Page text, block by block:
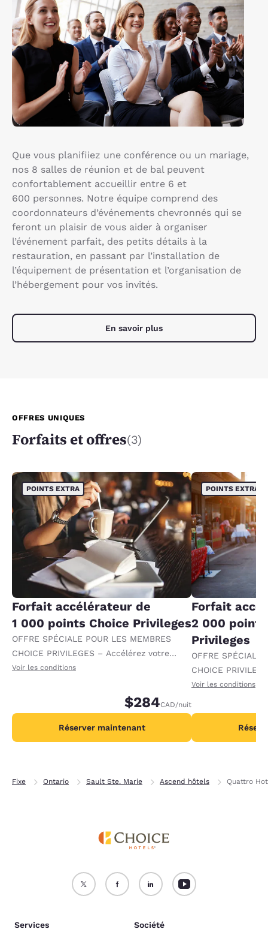
Que vous planifiiez une conférence ou un mariage,
nos 8 salles de réunion et de bal peuvent
confortablement accueillir entre 6 et
600 personnes. Notre équipe comprend des
coordonnateurs d’événements chevronnés qui se
feront un plaisir de vous aider à organiser
l’événement parfait, des petits détails à la
restauration, en passant par l’installation de
l’équipement de présentation et l’organisation de
l’hébergement pour vos invités.
En savoir plus
OFFRES UNIQUES
Forfaits et offres(3)
POINTS EXTRA
Forfait accélérateur de
1 000 points Choice Privileges
OFFRE SPÉCIALE POUR LES MEMBRES
CHOICE PRIVILEGES – Accélérez votre
progression vers des récompenses en
Voir les conditions
$284CAD/nuit
Réserver maintenant
POINTS EXTRA
Forfait
2 000
Privileges
OFFRE SPÉCIALE
CHOICE
progression vers
par nuit.
Voir les conditions
Fixe Ontario Sault Ste. Marie Ascend hôtels Quattro
Services Société